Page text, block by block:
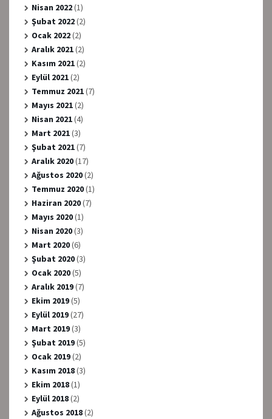
Nisan 2022(1)
Şubat 2022(2)
Ocak 2022(2)
Aralık 2021(2)
Kasım 2021(2)
Eylül 2021(2)
Temmuz 2021(7)
Mayıs 2021(2)
Nisan 2021(4)
Mart 2021(3)
Şubat 2021(7)
Aralık 2020(17)
Ağustos 2020(2)
Temmuz 2020(1)
Haziran 2020(7)
Mayıs 2020(1)
Nisan 2020(3)
Mart 2020(6)
Şubat 2020(3)
Ocak 2020(5)
Aralık 2019(7)
Ekim 2019(5)
Eylül 2019(27)
Mart 2019(3)
Şubat 2019(5)
Ocak 2019(2)
Kasım 2018(3)
Ekim 2018(1)
Eylül 2018(2)
Ağustos 2018(2)